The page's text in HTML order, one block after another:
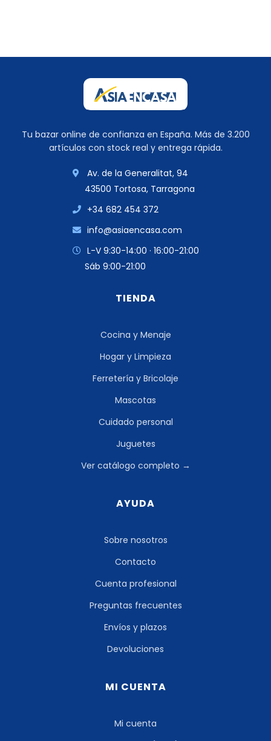
Tu bazar online de confianza en España. Más de 3.200
artículos con stock real y entrega rápida.
Av. de la Generalitat, 94
43500 Tortosa, Tarragona
+34 682 454 372
info@asiaencasa.com
L-V 9:30-14:00 · 16:00-21:00
Sáb 9:00-21:00
TIENDA
Cocina y Menaje
Hogar y Limpieza
Ferretería y Bricolaje
Mascotas
Cuidado personal
Juguetes
Ver catálogo completo →
AYUDA
Sobre nosotros
Contacto
Cuenta profesional
Preguntas frecuentes
Envíos y plazos
Devoluciones
MI CUENTA
Mi cuenta